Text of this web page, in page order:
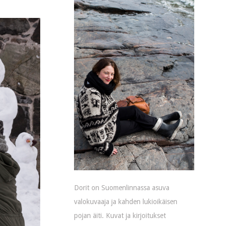
Dorit on Suomenlinnassa asuva
valokuvaaja ja kahden lukioikäisen
pojan äiti. Kuvat ja kirjoitukset